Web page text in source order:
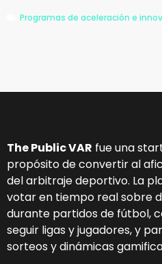
Programas de aceleración e
The Public VAR fue una
propósito de convertir al
del arbitraje deportivo. La
votar en tiempo real sobre
durante partidos de fútbol,
seguir ligas y jugadores, y
sorteos y dinámicas